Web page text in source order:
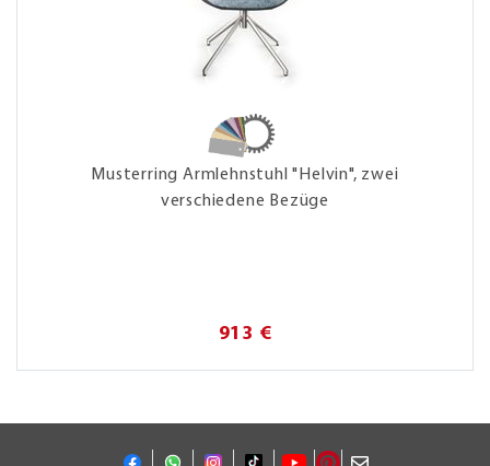
Musterring Armlehnstuhl "Helvin", zwei
verschiedene Bezüge
913 €